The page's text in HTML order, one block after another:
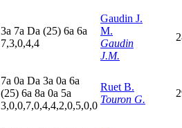
3a 7a Da (25) 6a 6a
7,3,0,4,4
Gaudin J.
M.
Gaudin
J.M.
7a 0a Da 3a 0a 6a
(25) 6a 8a 0a 5a
3,0,0,7,0,4,4,2,0,5,0,0
Ruet B.
Touron G.